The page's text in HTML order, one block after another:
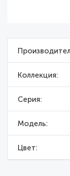
Коллекция
Серия
Модель
Цвет